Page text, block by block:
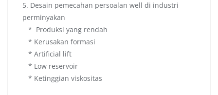
5. Desain pemecahan persoalan well di industri
perminyakan
* Produksi yang rendah
* Kerusakan formasi
* Artificial lift
* Low reservoir
* Ketinggian viskositas